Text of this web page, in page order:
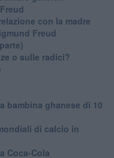
con la madre
Freud
o sulle radici?
bambina ghanese di 10
di calcio in
Coca-Cola